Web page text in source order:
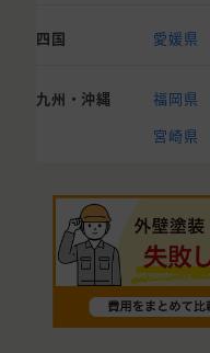
四国 愛媛県
九州・沖縄 福岡県
宮崎県